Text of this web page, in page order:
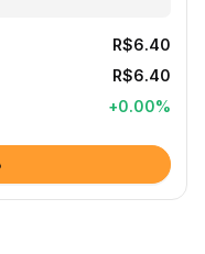
R$6.40
R$6.40
+0.00%